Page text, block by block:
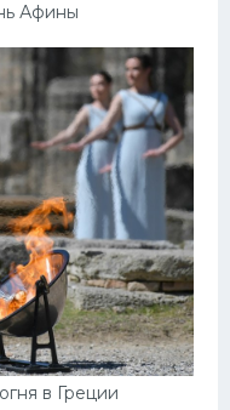
Афины
в Греции